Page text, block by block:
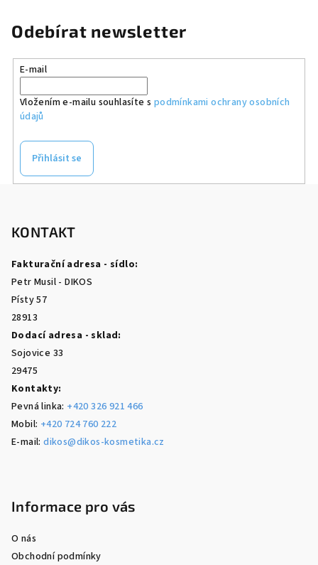
Odebírat newsletter
E-mail
Vložením e-mailu souhlasíte s podmínkami ochrany osobních
údajů
Přihlásit se
KONTAKT
Fakturační adresa - sídlo:
Petr Musil - DIKOS
Písty 57
28913
Dodací adresa - sklad:
Sojovice 33
29475
Kontakty:
Pevná linka: +420 326 921 466
Mobil: +420 724 760 222
E-mail:dikos@dikos-kosmetika.cz
Informace pro vás
O nás
Obchodní podmínky